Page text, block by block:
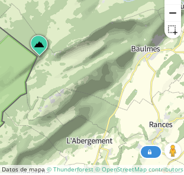
Datos de mapa © Thunderforest © OpenStreetMap contributors